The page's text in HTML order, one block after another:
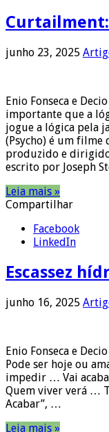
Curtailment:
junho 23, 2025
Enio Fonseca e
importante que a
jogue a lógica pela
(Psycho) é um filme
produzido e
escrito por Joseph
Leia mais »
Compartilhar
Facebook
LinkedIn
Escassez
junho 16, 2025
Enio Fonseca e
Pode ser hoje ou
impedir … Vai
Quem viver verá …
Acabar”, …
Leia mais »